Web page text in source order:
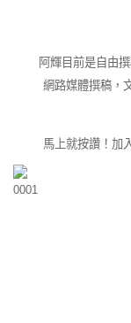
阿輝目前是自由
網路媒體撰稿，
馬上就按讚！加